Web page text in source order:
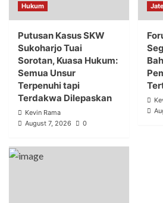
Hukum
Putusan Kasus SKW
Sukoharjo Tuai
Sorotan, Kuasa Hukum:
Semua Unsur
Terpenuhi tapi
Terdakwa Dilepaskan
Kevin Rama
August 7, 2026
0